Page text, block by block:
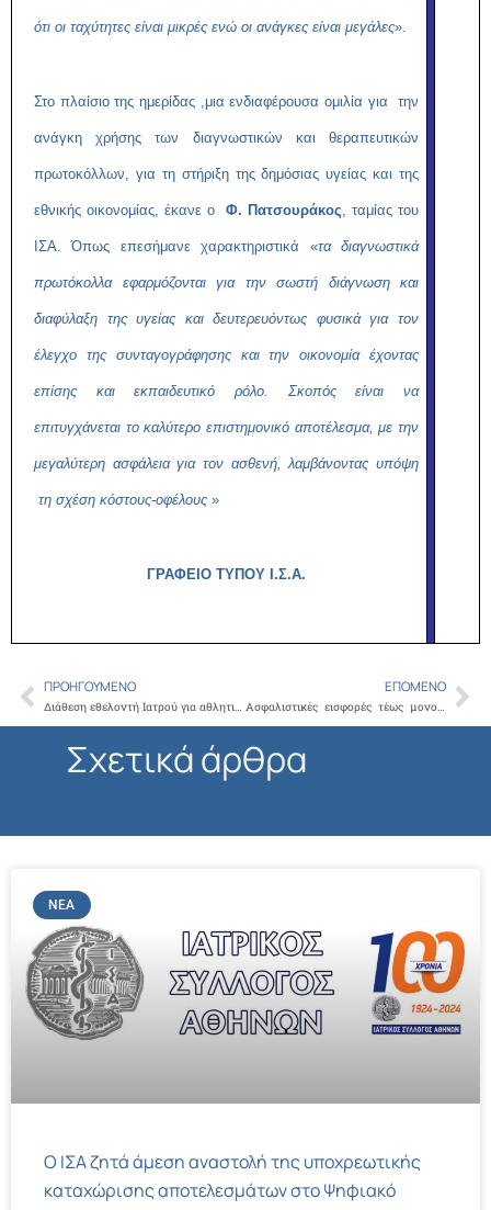
ότι οι ταχύτητες είναι μικρές ενώ οι ανάγκες είναι μεγάλες».
Στο πλαίσιο της ημερίδας ,μια ενδιαφέρουσα ομιλία για την
ανάγκη χρήσης των διαγνωστικών και θεραπευτικών
πρωτοκόλλων, για τη στήριξη της δημόσιας υγείας και της
εθνικής οικονομίας, έκανε ο Φ. Πατσουράκος, ταμίας του
ΙΣΑ. Όπως επεσήμανε χαρακτηριστικά «τα διαγνωστικά
πρωτόκολλα εφαρμόζονται για την σωστή διάγνωση και
διαφύλαξη της υγείας και δευτερευόντως φυσικά για τον
έλεγχο της συνταγογράφησης και την οικονομία έχοντας
επίσης και εκπαιδευτικό ρόλο. Σκοπός είναι να
επιτυγχάνεται το καλύτερο επιστημονικό αποτέλεσμα, με την
μεγαλύτερη ασφάλεια για τον ασθενή, λαμβάνοντας υπόψη
τη σχέση κόστους-οφέλους »
ΓΡΑΦΕΙΟ ΤΥΠΟΥ Ι.Σ.Α.
Prev
ΠΡΟΗΓΟΎΜΕΝΟ
Διάθεση εθελοντή Ιατρού για αθλητικές εκδηλώσεις
ΕΠΌΜΕΝΟ
Ασφαλιστικές εισφορές τέως μονοσυνταξιούχων υγειονομικών του πρώην ΤΣΑΥ
Σχετικά άρθρα
ΝΈΑ
Ο ΙΣΑ ζητά άμεση αναστολή της υποχρεωτικής
καταχώρισης αποτελεσμάτων στο Ψηφιακό